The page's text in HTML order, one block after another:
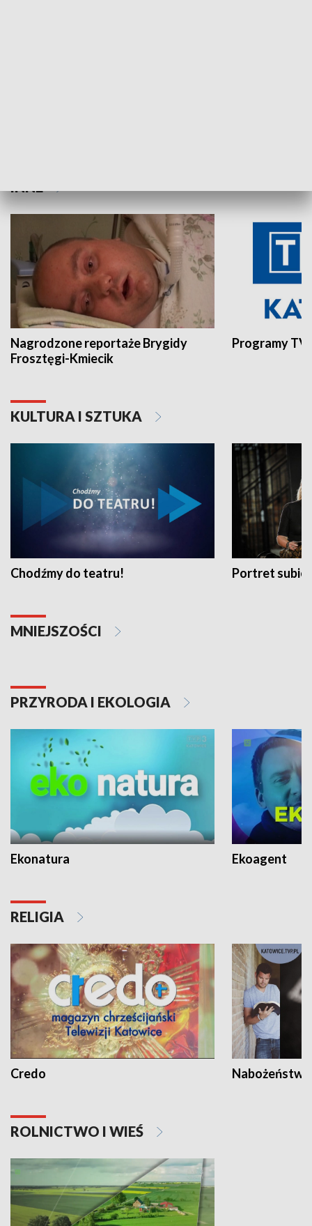
Nagrodzone reportaże Brygidy
Frosztęgi-Kmiecik
Programy
KULTURA I SZTUKA
Chodźmy do teatru! Portret
MNIEJSZOŚCI
PRZYRODA I EKOLOGIA
Ekonatura Ekoagent
RELIGIA
Credo
ROLNICTWO I WIEŚ